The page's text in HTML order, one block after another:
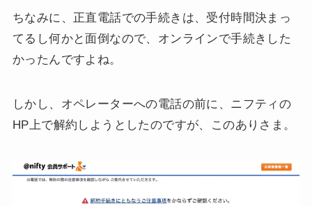
ちなみに、正直電話での手続きは、受付時間決まっ
てるし何かと面倒なので、オンラインで手続きした
かったんですよね。
しかし、オペレーターへの電話の前に、ニフティの
HP上で解約しようとしたのですが、このありさま。